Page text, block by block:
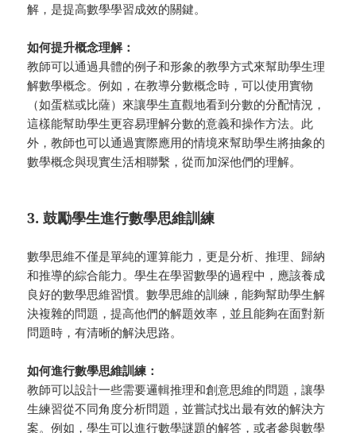
解，是提高數學學習成效的關鍵。
如何提升概念理解：
教師可以通過具體的例子和形象的教學方式來幫助學生理
解數學概念。例如，在教導分數概念時，可以使用實物
（如蛋糕或比薩）來讓學生直觀地看到分數的分配情況，
這樣能幫助學生更容易理解分數的意義和操作方法。此
外，教師也可以通過實際應用的情境來幫助學生將抽象的
數學概念與現實生活相聯繫，從而加深他們的理解。
3. 鼓勵學生進行數學思維訓練
數學思維不僅是單純的運算能力，更是分析、推理、歸納
和推導的綜合能力。學生在學習數學的過程中，應該養成
良好的數學思維習慣。數學思維的訓練，能夠幫助學生解
決複雜的問題，提高他們的解題效率，並且能夠在面對新
問題時，有清晰的解決思路。
如何進行數學思維訓練：
教師可以設計一些需要邏輯推理和創意思維的問題，讓學
生練習從不同角度分析問題，並嘗試找出最有效的解決方
案。例如，學生可以進行數學謎題的解答，或者參與數學